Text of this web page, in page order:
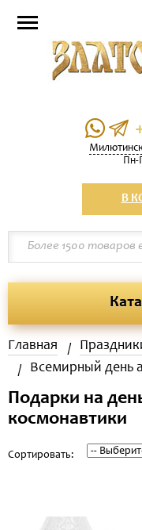
Пн-
В
Главная
Всемирный день
Подарки на
космонавтики
Сортировать: